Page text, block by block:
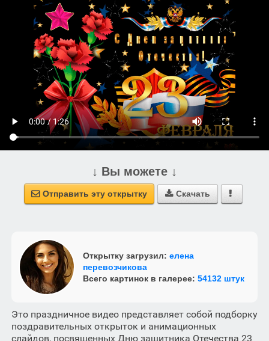
↓ Вы можете ↓
 Отправить эту открытку  Скачать 
Открытку загрузил: елена
перевозчикова
Всего картинок в галерее: 54132 штук
Это праздничное видео представляет собой подборку
поздравительных открыток и анимационных
слайдов, посвященных Дню защитника Отечества 23